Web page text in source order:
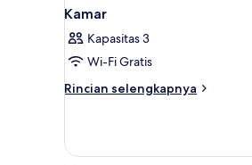
Kamar
Kapasitas 3
Wi-Fi Gratis
Rincian selengkapnya
Rincian
Kamar